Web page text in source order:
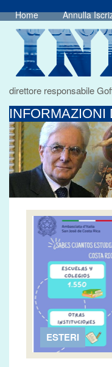
Home Annulla
direttore responsabile
INFORMAZIONI
ESTERI